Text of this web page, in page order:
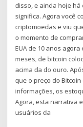
disso, e ainda hoje há
significa. Agora você
criptomoedas e viu
o momento de
EUA de 10 anos
meses, de bitcoin
acima da do ouro.
que o preço do
informações, os
Agora, esta narrativa
usuários da